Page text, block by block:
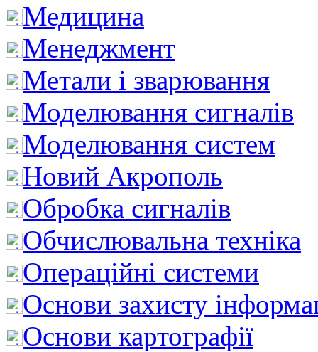
Медицина
Менеджмент
Метали і зварювання
Моделювання сигналів
Моделювання систем
Новий Акрополь
Обробка сигналів
Обчислювальна техніка
Операційні системи
Основи захисту
Основи картографії